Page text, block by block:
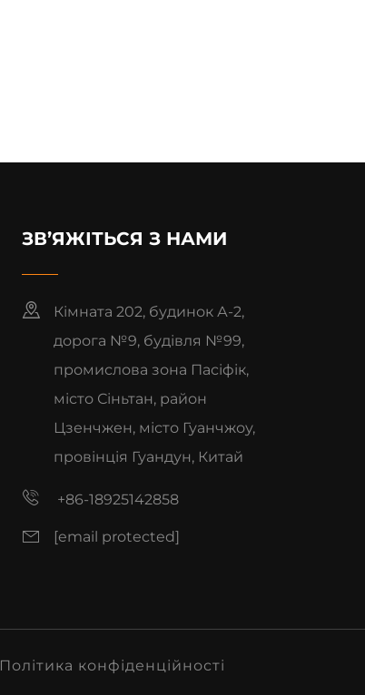
ЗВ’ЯЖІТЬСЯ З НАМИ
Кімната 202, будинок А-2,
дорога №9, будівля №99,
промислова зона Пасіфік,
місто Сіньтан, район
Цзенчжен, місто Гуанчжоу,
провінція Гуандун, Китай
+86-18925142858
[email protected]
Політика конфіденційності